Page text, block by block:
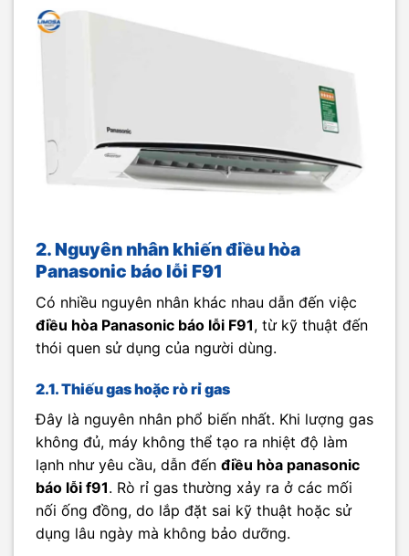
2. Nguyên nhân khiến điều hòa
Panasonic báo lỗi F91
Có nhiều nguyên nhân khác nhau dẫn đến việc
điều hòa Panasonic báo lỗi F91, từ kỹ thuật đến
thói quen sử dụng của người dùng.
2.1. Thiếu gas hoặc rò rỉ gas
Đây là nguyên nhân phổ biến nhất. Khi lượng gas
không đủ, máy không thể tạo ra nhiệt độ làm
lạnh như yêu cầu, dẫn đến điều hòa panasonic
báo lỗi f91. Rò rỉ gas thường xảy ra ở các mối
nối ống đồng, do lắp đặt sai kỹ thuật hoặc sử
dụng lâu ngày mà không bảo dưỡng.